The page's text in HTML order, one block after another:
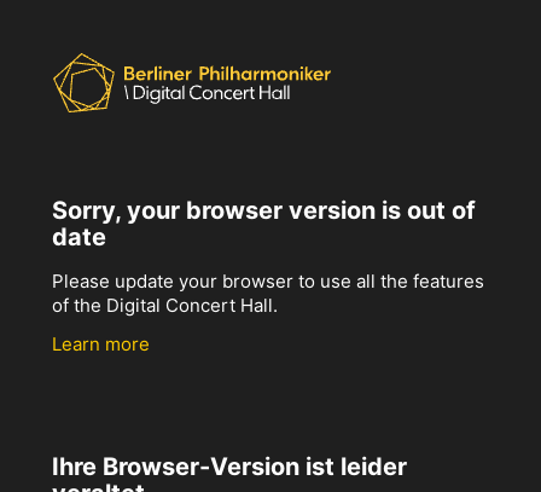
Sorry, your browser version is out of
date
Please update your browser to use all the features
of the Digital Concert Hall.
Learn more
Ihre Browser-Version ist leider